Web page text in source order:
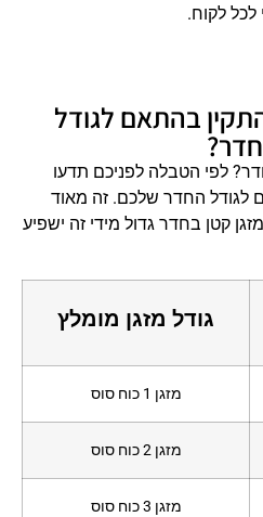
לכל לקוח.
בהתאם לגודל
לפי הטבלה לפניכם תדעו
לגודל החדר שלכם. זה מאוד
קטן בחדר גדול מידי זה ישפיע
גודל מזגן מומלץ
מזגן 1 כוח סוס
מזגן 2 כוח סוס
מזגן 3 כוח סוס